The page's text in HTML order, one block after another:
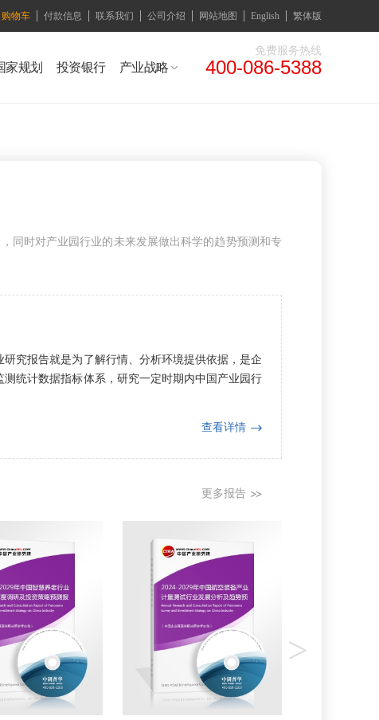
购物车 付款信息 联系我们 公司介绍 网站地图 English 繁体版
家规划 投资银行 产业战略
免费服务热线
400-086-5388
同时对产业园行业的未来发展做出科学的趋势预测和专
究报告就是为了解行情、分析环境提供依据，是企
统计数据指标体系，研究一定时期内中国产业园行
查看详情
更多报告
>